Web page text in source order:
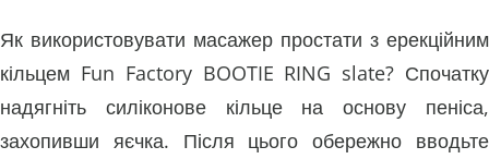
Як використовувати масажер простати з ерекційним
кільцем Fun Factory BOOTIE RING slate? Спочатку
надягніть силіконове кільце на основу пеніса,
захопивши яєчка. Після цього обережно вводьте